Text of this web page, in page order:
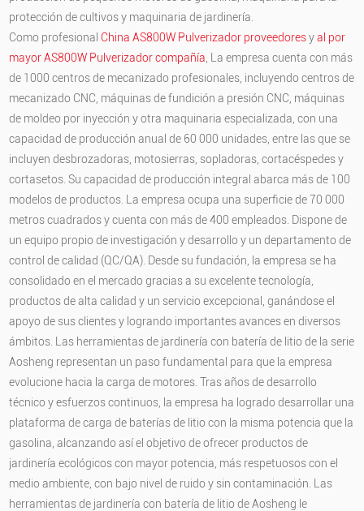
protección de cultivos y maquinaria de jardinería.
Como profesionalChina AS800W Pulverizador proveedoresyal por
mayor AS800W Pulverizador compañía , La empresa cuenta con más
de 1000 centros de mecanizado profesionales, incluyendo centros de
mecanizado CNC, máquinas de fundición a presión CNC, máquinas
de moldeo por inyección y otra maquinaria especializada, con una
capacidad de producción anual de 60 000 unidades, entre las que se
incluyen desbrozadoras, motosierras, sopladoras, cortacéspedes y
cortasetos. Su capacidad de producción integral abarca más de 100
modelos de productos. La empresa ocupa una superficie de 70 000
metros cuadrados y cuenta con más de 400 empleados. Dispone de
un equipo propio de investigación y desarrollo y un departamento de
control de calidad (QC/QA). Desde su fundación, la empresa se ha
consolidado en el mercado gracias a su excelente tecnología,
productos de alta calidad y un servicio excepcional, ganándose el
apoyo de sus clientes y logrando importantes avances en diversos
ámbitos. Las herramientas de jardinería con batería de litio de la serie
Aosheng representan un paso fundamental para que la empresa
evolucione hacia la carga de motores. Tras años de desarrollo
técnico y esfuerzos continuos, la empresa ha logrado desarrollar una
plataforma de carga de baterías de litio con la misma potencia que la
gasolina, alcanzando así el objetivo de ofrecer productos de
jardinería ecológicos con mayor potencia, más respetuosos con el
medio ambiente, con bajo nivel de ruido y sin contaminación. Las
herramientas de jardinería con batería de litio de Aosheng le